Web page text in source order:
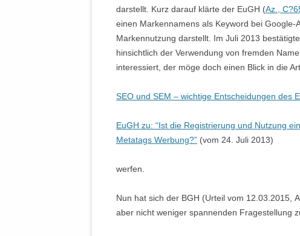
darstellt. Kurz darauf klärte der EuGH (Az.,
einen Markennamens als Keyword bei
Markennutzung darstellt. Im Juli 2013
hinsichtlich der Verwendung von fremden
interessiert, der möge doch einen Blick in die
SEO und SEM – wichtige Entscheidungen des
EuGH zu: “Ist die Registrierung und Nutzung
Metatags Werbung?” (vom 24. Juli 2013)
werfen.
Nun hat sich der BGH (Urteil vom 12.03.2015,
aber nicht weniger spannenden Fragestellung